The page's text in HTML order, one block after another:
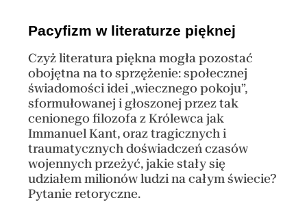
Pacyfizm w literaturze pięknej
Czyż literatura piękna mogła pozostać
obojętna na to sprzężenie: społecznej
świadomości idei „wiecznego pokoju”,
sformułowanej i głoszonej przez tak
cenionego filozofa z Królewca jak
Immanuel Kant, oraz tragicznych i
traumatycznych doświadczeń czasów
wojennych przeżyć, jakie stały się
udziałem milionów ludzi na całym świecie?
Pytanie retoryczne.